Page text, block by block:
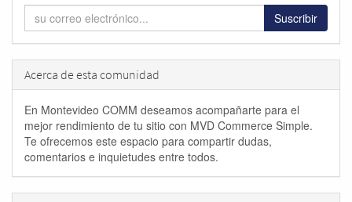
Suscribir
Acerca de esta comunidad
En Montevideo COMM deseamos acompañarte para el
mejor rendimiento de tu sitio con MVD Commerce Simple.
Te ofrecemos este espacio para compartir dudas,
comentarios e inquietudes entre todos.